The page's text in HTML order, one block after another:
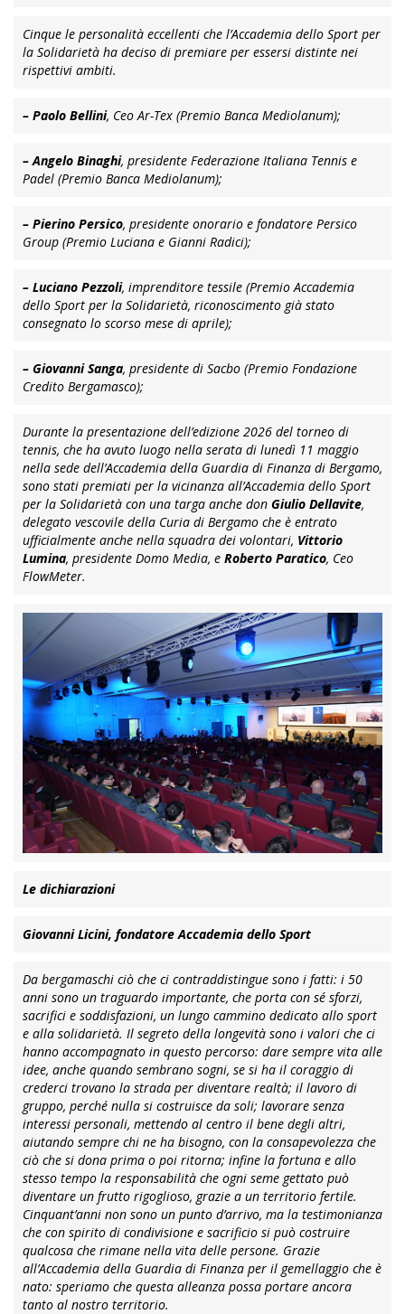
Cinque le personalità eccellenti che l’Accademia dello Sport per
la Solidarietà ha deciso di premiare per essersi distinte nei
rispettivi ambiti.
– Paolo Bellini, Ceo Ar-Tex (Premio Banca Mediolanum);
– Angelo Binaghi, presidente Federazione Italiana Tennis e
Padel (Premio Banca Mediolanum);
– Pierino Persico, presidente onorario e fondatore Persico
Group (Premio Luciana e Gianni Radici);
– Luciano Pezzoli, imprenditore tessile (Premio Accademia
dello Sport per la Solidarietà, riconoscimento già stato
consegnato lo scorso mese di aprile);
– Giovanni Sanga, presidente di Sacbo (Premio Fondazione
Credito Bergamasco);
Durante la presentazione dell’edizione 2026 del torneo di
tennis, che ha avuto luogo nella serata di lunedì 11 maggio
nella sede dell’Accademia della Guardia di Finanza di Bergamo,
sono stati premiati per la vicinanza all’Accademia dello Sport
per la Solidarietà con una targa anche don Giulio Dellavite,
delegato vescovile della Curia di Bergamo che è entrato
ufficialmente anche nella squadra dei volontari, Vittorio
Lumina, presidente Domo Media, e Roberto Paratico, Ceo
FlowMeter.
Le dichiarazioni
Giovanni Licini, fondatore Accademia dello Sport
Da bergamaschi ciò che ci contraddistingue sono i fatti: i 50
anni sono un traguardo importante, che porta con sé sforzi,
sacrifici e soddisfazioni, un lungo cammino dedicato allo sport
e alla solidarietà. Il segreto della longevità sono i valori che ci
hanno accompagnato in questo percorso: dare sempre vita alle
idee, anche quando sembrano sogni, se si ha il coraggio di
crederci trovano la strada per diventare realtà; il lavoro di
gruppo, perché nulla si costruisce da soli; lavorare senza
interessi personali, mettendo al centro il bene degli altri,
aiutando sempre chi ne ha bisogno, con la consapevolezza che
ciò che si dona prima o poi ritorna; infine la fortuna e allo
stesso tempo la responsabilità che ogni seme gettato può
diventare un frutto rigoglioso, grazie a un territorio fertile.
Cinquant’anni non sono un punto d’arrivo, ma la testimonianza
che con spirito di condivisione e sacrificio si può costruire
qualcosa che rimane nella vita delle persone. Grazie
all’Accademia della Guardia di Finanza per il gemellaggio che è
nato: speriamo che questa alleanza possa portare ancora
tanto al nostro territorio.